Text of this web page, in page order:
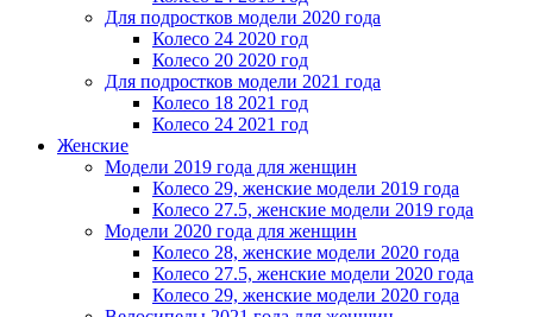
Для подростков модели 2020 года
Колесо 24 2020 год
Колесо 20 2020 год
Для подростков модели 2021 года
Колесо 18 2021 год
Колесо 24 2021 год
Женскиe
Модели 2019 года для женщин
Колесо 29, женские модели 2019 года
Колесо 27.5, женские модели 2019 года
Модели 2020 года для женщин
Колесо 28, женские модели 2020 года
Колесо 27.5, женские модели 2020 года
Колесо 29, женские модели 2020 года